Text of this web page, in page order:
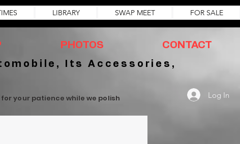
LIBRARY SWAP MEET FOR SALE
PHOTOS CONTACT
Its Accessories,
your patience while we polish
Log In